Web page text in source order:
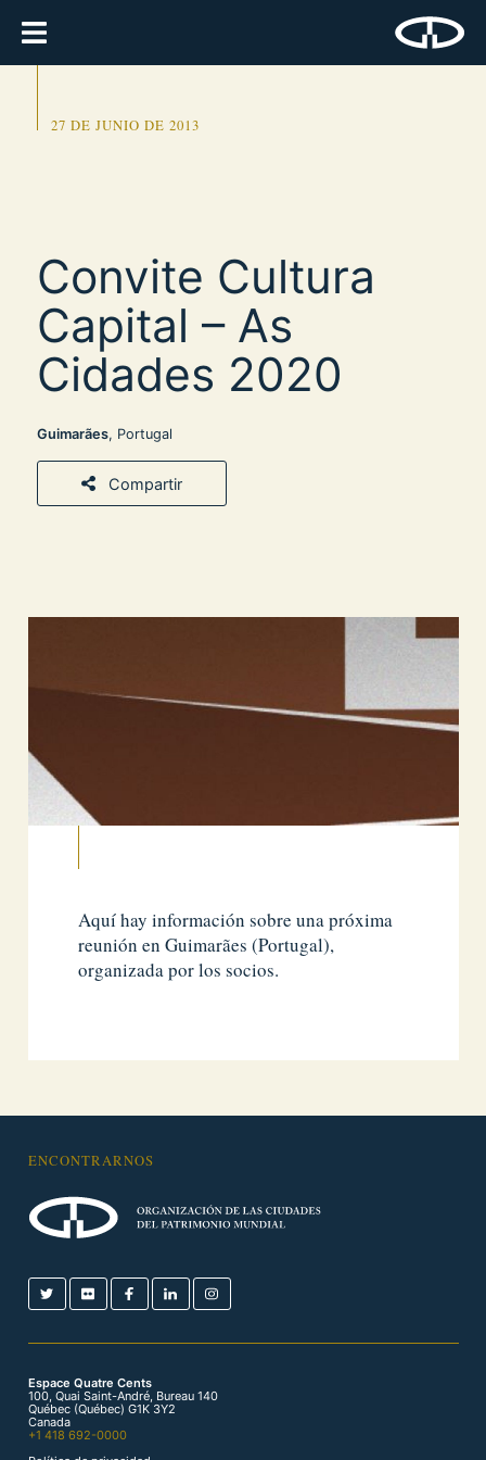
27 DE JUNIO DE 2013
Convite Cultura
Capital – As
Cidades 2020
Guimarães, Portugal
Compartir
Aquí hay información sobre una próxima
reunión en Guimarães (Portugal),
organizada por los socios.
ENCONTRARNOS
Espace Quatre Cents
100, Quai Saint-André, Bureau 140
Québec (Québec) G1K 3Y2
Canada
+1 418 692-0000